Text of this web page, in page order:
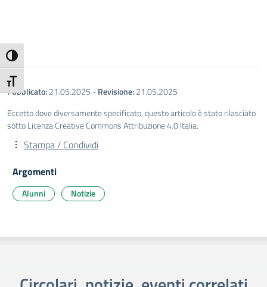
Attiva/disattiva alto contrasto
Attiva/disattiva dimensione testo
Pubblicato:21.05.2025 -Revisione:21.05.2025
Eccetto dove diversamente specificato, questo articolo è stato rilasciato
sotto Licenza Creative Commons Attribuzione 4.0 Italia.
Stampa / Condividi
Argomenti
Alunni Notizie